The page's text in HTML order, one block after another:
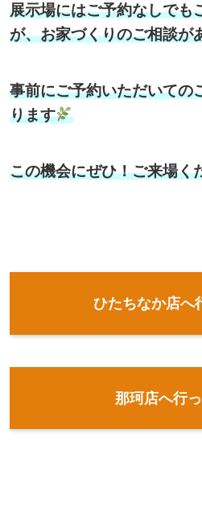
展示場にはご予約なしでも
が、お家づくりのご相談が
事前にご予約いただいての
ります
この機会にぜひ！ご来場く
ひたちなか店へ
那珂店へ行